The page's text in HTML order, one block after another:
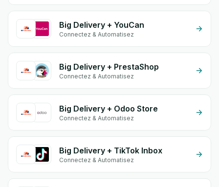
Big Delivery + YouCan
Connectez & Automatisez
Big Delivery + PrestaShop
Connectez & Automatisez
Big Delivery + Odoo Store
Connectez & Automatisez
Big Delivery + TikTok Inbox
Connectez & Automatisez